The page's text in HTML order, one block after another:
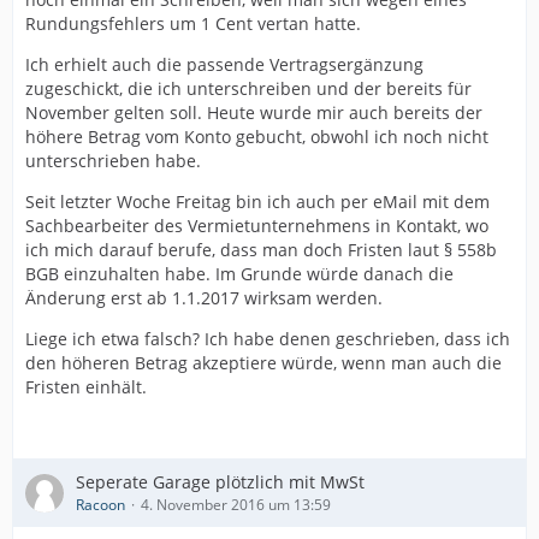
Rundungsfehlers um 1 Cent vertan hatte.
Ich erhielt auch die passende Vertragsergänzung
zugeschickt, die ich unterschreiben und der bereits für
November gelten soll. Heute wurde mir auch bereits der
höhere Betrag vom Konto gebucht, obwohl ich noch nicht
unterschrieben habe.
Seit letzter Woche Freitag bin ich auch per eMail mit dem
Sachbearbeiter des Vermietunternehmens in Kontakt, wo
ich mich darauf berufe, dass man doch Fristen laut § 558b
BGB einzuhalten habe. Im Grunde würde danach die
Änderung erst ab 1.1.2017 wirksam werden.
Liege ich etwa falsch? Ich habe denen geschrieben, dass ich
den höheren Betrag akzeptiere würde, wenn man auch die
Fristen einhält.
Seperate Garage plötzlich mit MwSt
Racoon 4. November 2016 um 13:59